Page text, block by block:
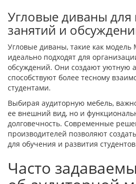
Угловые диваны для
занятий и
Угловые диваны, такие как модель
идеально подходят для
обсуждений. Они создают уютную
способствуют более тесному
студентами.
Выбирая аудиторную мебель,
ее внешний вид, но и
долговечность. Современные
производителей позволяют
для обучения и развития
Часто